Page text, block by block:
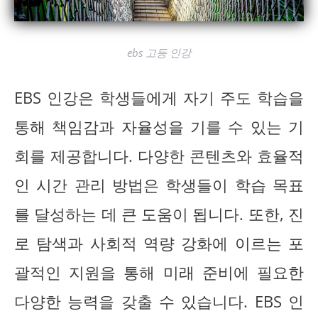
ebs 고등 인강
EBS 인강은 학생들에게 자기 주도 학습을
통해 책임감과 자율성을 기를 수 있는 기
회를 제공합니다. 다양한 콘텐츠와 효율적
인 시간 관리 방법은 학생들이 학습 목표
를 달성하는 데 큰 도움이 됩니다. 또한, 진
로 탐색과 사회적 역량 강화에 이르는 포
괄적인 지원을 통해 미래 준비에 필요한
다양한 능력을 갖출 수 있습니다. EBS 인